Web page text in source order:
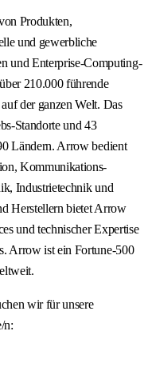
Produkten,
und gewerbliche
und Enterprise-Computing-
210.000 führende
der ganzen Welt. Das
Standorte und 43
Ländern. Arrow bedient
Kommunikations-
Industrietechnik und
Herstellern bietet Arrow
und technischer Expertise
Arrow ist ein Fortune-500
wir für unsere
n: